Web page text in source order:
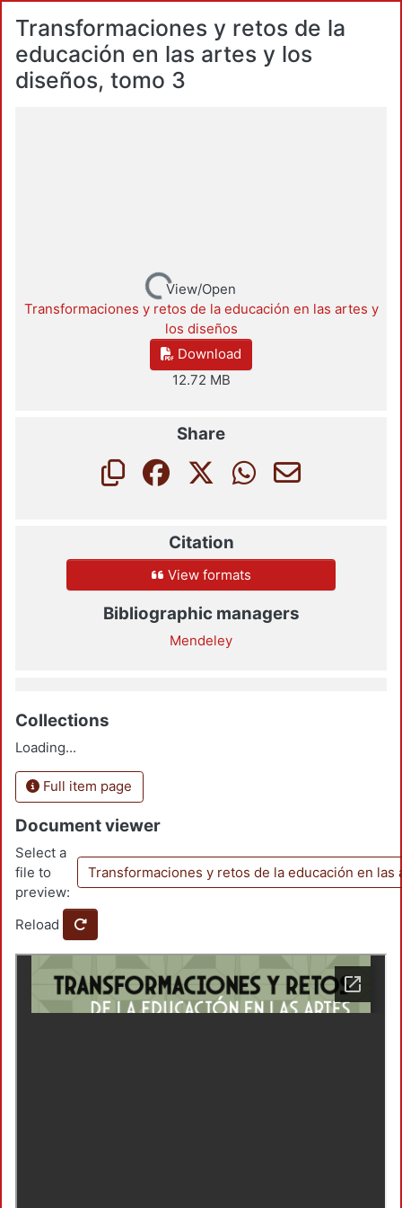
Transformaciones y retos de la
educación en las artes y los
diseños, tomo 3
Loading...View/Open
Transformaciones y retos de la educación en las artes y
los diseños
Download
12.72 MB
Share
Citation
View formats
Bibliographic managers
Mendeley
Collections
Loading...
Full item page
Document viewer
Select a
file to
preview:
Transformaciones y retos de la educación en
Reload